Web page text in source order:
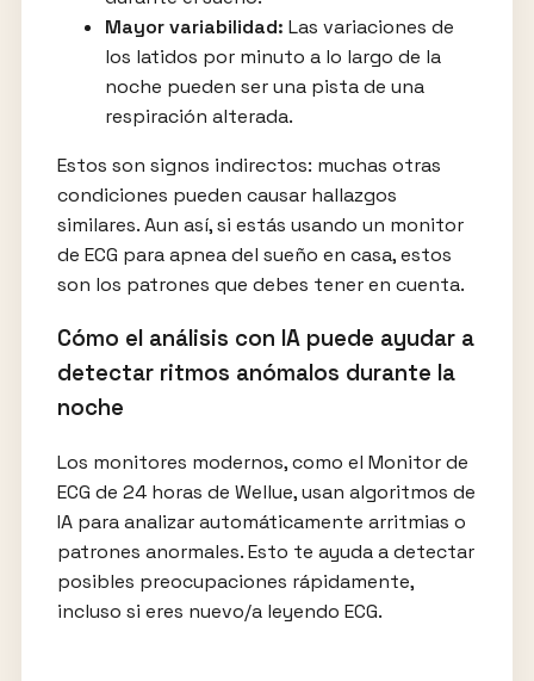
Mayor variabilidad: Las variaciones de
los latidos por minuto a lo largo de la
noche pueden ser una pista de una
respiración alterada.
Estos son signos indirectos: muchas otras
condiciones pueden causar hallazgos
similares. Aun así, si estás usando un monitor
de ECG para apnea del sueño en casa, estos
son los patrones que debes tener en cuenta.
Cómo el análisis con IA puede ayudar a
detectar ritmos anómalos durante la
noche
Los monitores modernos, como el Monitor de
ECG de 24 horas de Wellue, usan algoritmos de
IA para analizar automáticamente arritmias o
patrones anormales. Esto te ayuda a detectar
posibles preocupaciones rápidamente,
incluso si eres nuevo/a leyendo ECG.